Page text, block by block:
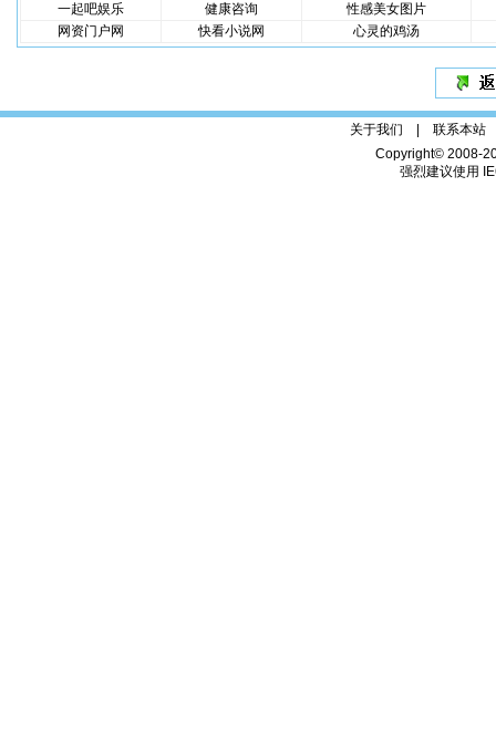
一起吧娱乐
健康咨询
性感美女图片
网资门户网
快看小说网 心灵的鸡汤
关于我们 | 联系本站
Copyright© 2008-
强烈建议使用